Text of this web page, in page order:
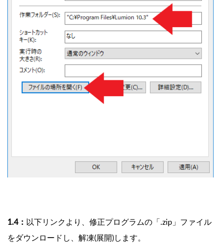
1.4： 以下リンクより、修正プログラムの「.zip」ファイル
をダウンロードし、解凍(展開)します。